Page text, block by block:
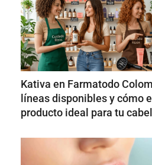
Kativa en Farmatodo
líneas disponibles y cómo
producto ideal para tu